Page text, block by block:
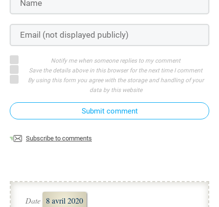
Notify me when someone replies to my comment
Save the details above in this browser for the next time I comment
By using this form you agree with the storage and handling of your
data by this website
Submit comment
Subscribe to comments
Date 8 avril 2020